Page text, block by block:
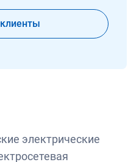
электрические